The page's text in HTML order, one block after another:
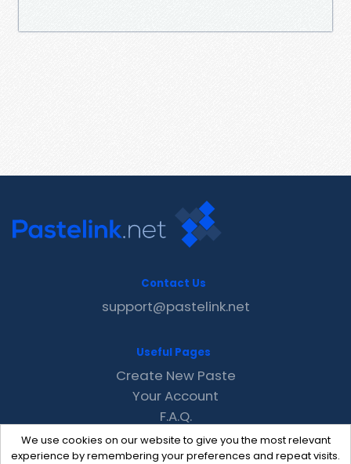
We use cookies on our website to give you the most relevant
experience by remembering your preferences and repeat visits.
Contact Us
support@pastelink.net
Useful Pages
Create New Paste
Your Account
F.A.Q.
Recent
Contact